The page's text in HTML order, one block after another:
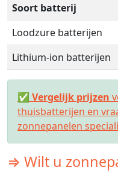
Soort batterij
Loodzure batterijen
Lithium-ion batterijen
✅ Vergelijk prijzen
thuisbatterijen en
zonnepanelen
⇒ Wilt u